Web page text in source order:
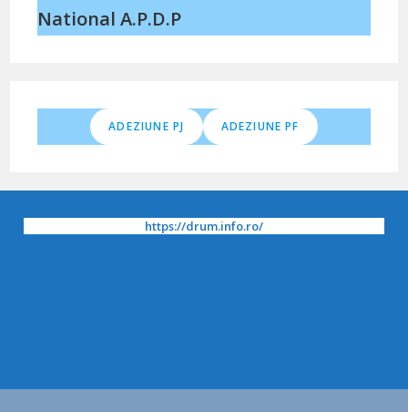
National A.P.D.P
ADEZIUNE PJ ADEZIUNE PF
https://drum.info.ro/